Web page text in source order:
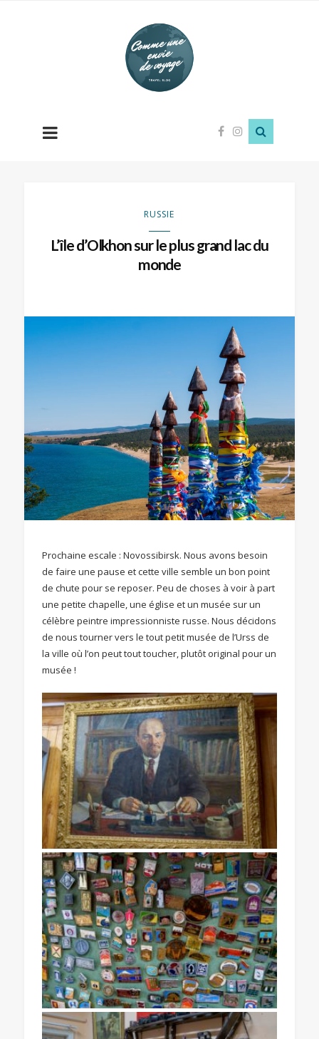
Comme
une
envie
de
RUSSIE
L’île d’Olkhon sur le plus grand lac du
monde
Prochaine escale : Novossibirsk. Nous avons besoin
de faire une pause et cette ville semble un bon point
de chute pour se reposer. Peu de choses à voir à part
une petite chapelle, une église et un musée sur un
célèbre peintre impressionniste russe. Nous décidons
de nous tourner vers le tout petit musée de l’Urss de
la ville où l’on peut tout toucher, plutôt original pour un
musée !